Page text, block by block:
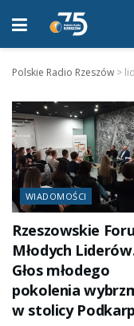
Polskie Radio Rzeszów >
WIADOMOŚCI
Rzeszowskie
Młodych
Głos młodego
pokolenia
w stolicy